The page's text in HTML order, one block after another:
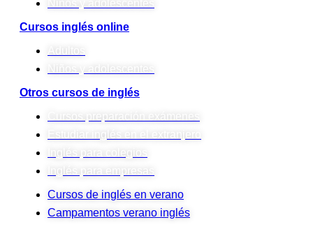
Niños y adolescentes
Cursos inglés online
Adultos
Niños y adolescentes
Otros cursos de inglés
Cursos preparación exámenes
Estudiar inglés en el extranjero
Inglés para colegios
Inglés para empresas
Cursos de inglés en verano
Campamentos verano inglés